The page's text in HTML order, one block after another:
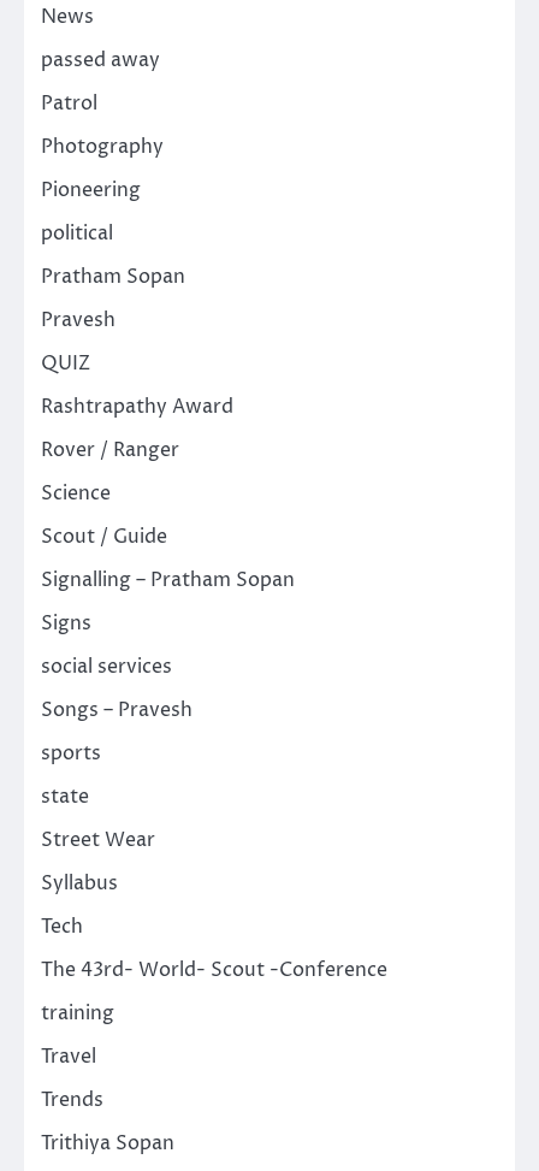
News
passed away
Patrol
Photography
Pioneering
political
Pratham Sopan
Pravesh
QUIZ
Rashtrapathy Award
Rover / Ranger
Science
Scout / Guide
Signalling – Pratham Sopan
Signs
social services
Songs – Pravesh
sports
state
Street Wear
Syllabus
Tech
The 43rd- World- Scout -Conference
training
Travel
Trends
Trithiya Sopan